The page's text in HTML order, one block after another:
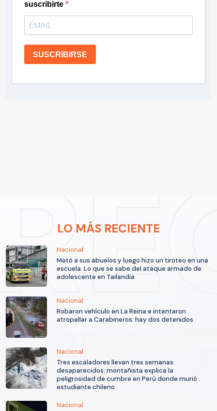
suscribirte
SUSCRIBIRSE
LO MÁS RECIENTE
Nacional
Mató a sus abuelos y luego hizo un tiroteo en una
escuela: Lo que se sabe del ataque armado de
adolescente en Tailandia
Nacional
Robaron vehículo en La Reina e intentaron
atropellar a Carabineros: hay dos detenidos
Nacional
Tres escaladores llevan tres semanas
desaparecidos: montañista explica la
peligrosidad de cumbre en Perú donde murió
estudiante chileno
Nacional